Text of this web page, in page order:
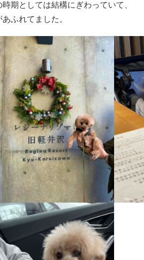
期としては結構にぎわっていて、
ふれてました。